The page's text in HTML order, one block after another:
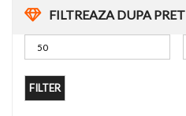
FILTREAZA DUPA PRET
FILTER